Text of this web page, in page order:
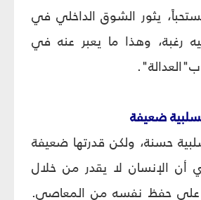
يثور الشوق الداخلي في
رغبة، وهذا ما يعبر عنه في
ضعيفة
حسنة، ولكن قدرتها ضعيفة
أن الإنسان لا يقدر من خلال
على حفظ نفسه من المعاصي.